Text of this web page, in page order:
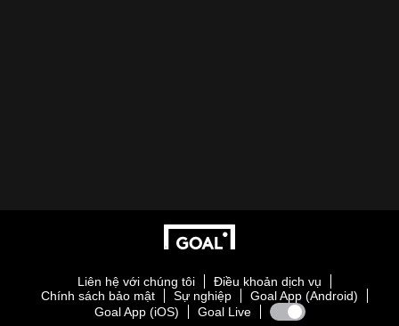
Liên hệ với chúng tôi
Điều khoản dịch vụ
Chính sách bảo mật
Sự nghiệp
Goal App (Android)
Goal App (iOS)
Goal Live